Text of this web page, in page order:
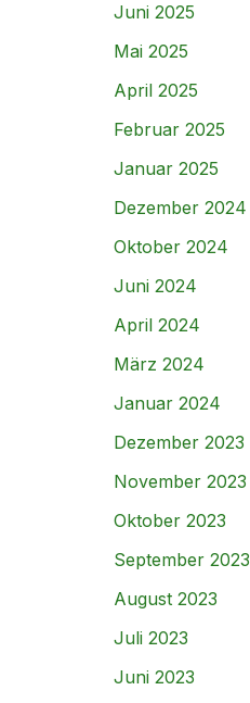
Juni 2025
Mai 2025
April 2025
Februar 2025
Januar 2025
Dezember 2024
Oktober 2024
Juni 2024
April 2024
März 2024
Januar 2024
Dezember 2023
November 2023
Oktober 2023
September 2023
August 2023
Juli 2023
Juni 2023